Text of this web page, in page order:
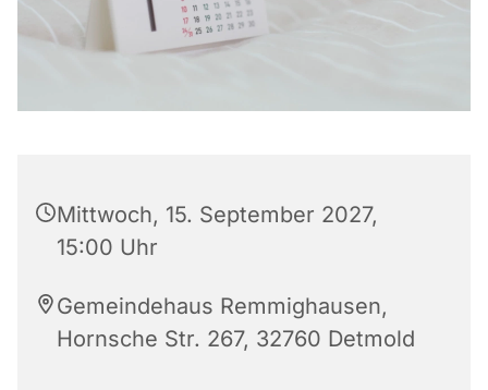
Mittwoch, 15. September 2027,
15:00 Uhr
Gemeindehaus Remmighausen,
Hornsche Str. 267, 32760 Detmold